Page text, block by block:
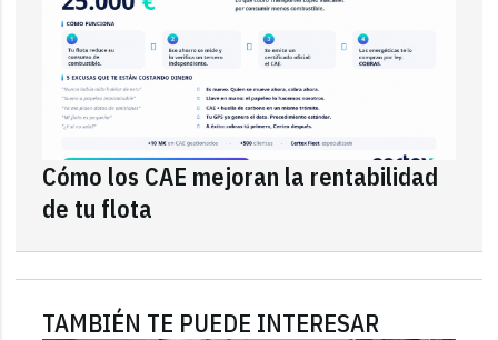
Cómo los CAE mejoran la rentabilidad
de tu flota
TAMBIÉN TE PUEDE INTERESAR